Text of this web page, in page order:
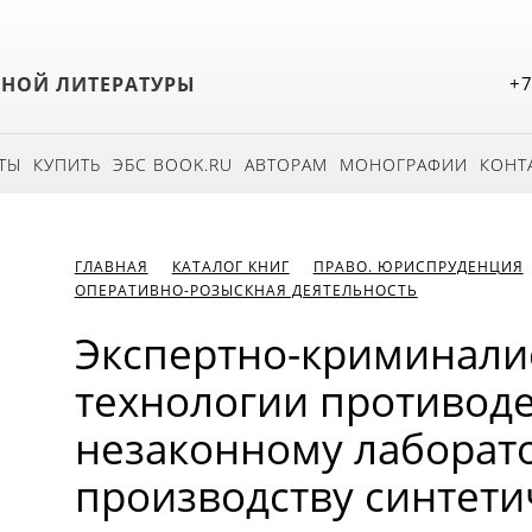
ЛИТЕРАТУРЫ
КУПИТЬ ЭБС BOOK.RU АВТОРАМ МОНОГРАФИИ
ГЛАВНАЯ КАТАЛОГ КНИГ
ПРАВО. ЮРИСПРУДЕНЦИЯ
ОПЕРАТИВНО-РОЗЫСКНАЯ ДЕЯТЕЛЬНОСТЬ
Экспертно-
технологии
незаконному
производству